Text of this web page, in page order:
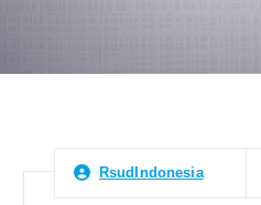
RsudIndonesia